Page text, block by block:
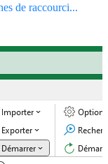
de raccourci...